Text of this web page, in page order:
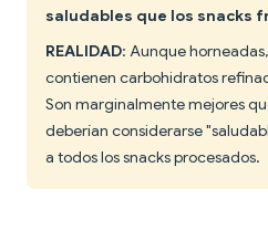
saludables que los snacks
REALIDAD: Aunque
contienen carbohidratos
Son marginalmente mejores
deberían considerarse
a todos los snacks procesados.